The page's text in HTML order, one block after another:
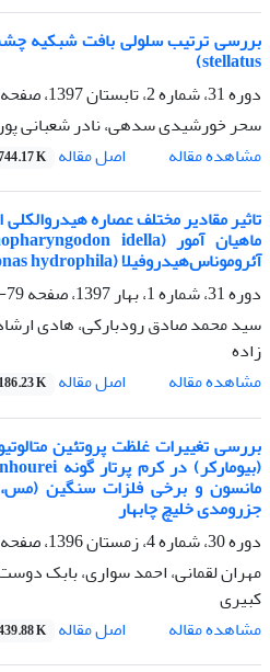
stellatus)
دوره 31، شماره 2، تابستان 1397، صفحه
سحر خورشیدی سدهی، نادر شعبانی
مشاهده مقاله
اصل مقاله K
تاثیر مقادیر مختلف عصاره
آئروموناس‌هیدروفیلا (Aeromonas hydrophila)
دوره 31، شماره 1، بهار 1397، صفحه
79-92
سید محمد صادق رودبارکی، هادی
زاده
مشاهده مقاله
اصل مقاله 186.23 K
بررسی تغییرات غلظت پروتئین
مانسون و برخی فلزات سنگین
جزرومدی خلیچ چابهار
دوره 30، شماره 4، زمستان 1396، صفحه
مهران لقمانی، احمد سواری، بابک
کبیری
مشاهده مقاله
اصل مقاله K